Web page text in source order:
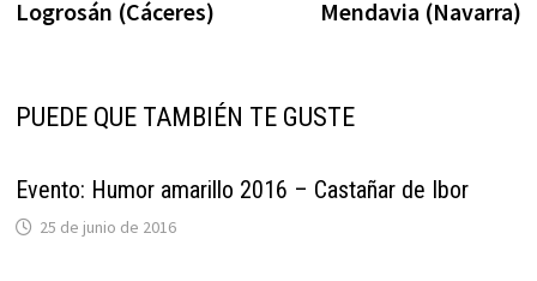
Logrosán (Cáceres)
Mendavia (Navarra)
PUEDE QUE TAMBIÉN TE GUSTE
Evento: Humor amarillo 2016 – Castañar de Ibor
25 de junio de 2016